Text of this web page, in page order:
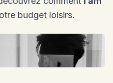
budget loisirs.